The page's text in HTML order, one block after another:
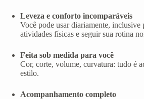
Leveza e conforto incomparáveis
Você pode usar diariamente, inclusive
atividades físicas e seguir sua rotina
Feita sob medida para você
Cor, corte, volume, curvatura: tudo é
estilo.
Acompanhamento completo